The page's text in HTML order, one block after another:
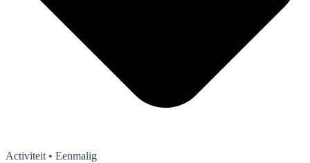
Activiteit • Eenmalig